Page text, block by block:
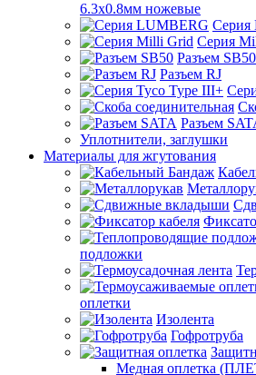
6.3х0.8мм ножевые
Серия
Серия
Разъем SB50
Разъем RJ
Разъем
Уплотнители, заглушки
Материалы для жгутования
подложки
оплетки
Изолента
Гофротруба
Медная оплетка